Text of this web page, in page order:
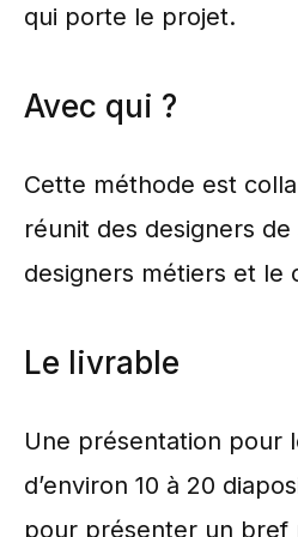
qui porte le projet.
Avec qui ?
Cette méthode est
réunit des designers
designers métiers et le
Le livrable
Une présentation pour
d’environ 10 à 20
pour présenter un bref